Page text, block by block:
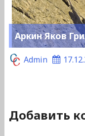
Аркин Яков
Admin
Добавить